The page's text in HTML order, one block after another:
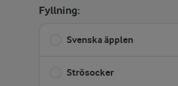
Fyllning:
Svenska äpplen
Strösocker